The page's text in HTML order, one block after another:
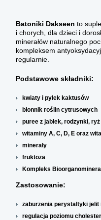
Batoniki Dakseen to
i chorych, dla dzieci i
minerałów naturalnego
kompleksem
regularnie.
Podstawowe składniki:
kwiaty i pyłek kaktusów
błonnik roślin cytrusowych
puree z jabłek, rodzynki, ryż
witaminy A, C, D, E oraz
minerały
fruktoza
Kompleks
Zastosowanie:
zaburzenia perystaltyki jelit
regulacja poziomu